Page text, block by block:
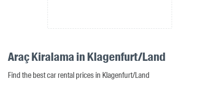
Araç Kiralama in Klagenfurt/Land
Find the best car rental prices in Klagenfurt/Land